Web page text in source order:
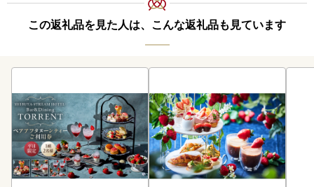
この返礼品を見た人は、こんな返礼品も見ています